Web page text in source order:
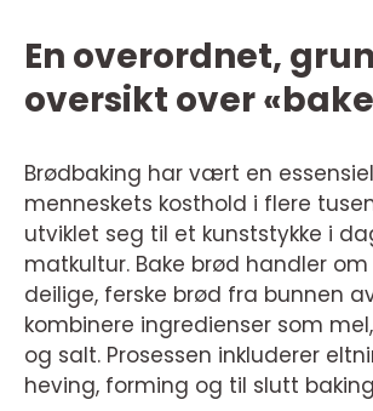
En overordnet,
oversikt over
Brødbaking har vært en
menneskets kosthold i flere
utviklet seg til et kunststykke i
matkultur. Bake brød handler
deilige, ferske brød fra bunnen
kombinere ingredienser som
og salt. Prosessen inkluderer
heving, forming og til slutt